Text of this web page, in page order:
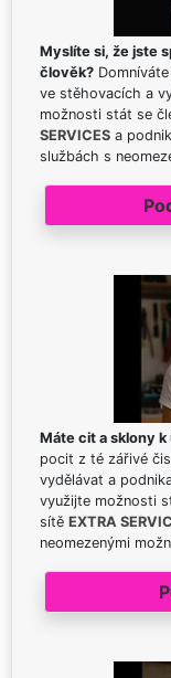
Myslíte si, že jste
člověk?
ve stěhovacích a
možnosti stát se
SERVICES a
službách s
Máte cit a sklony k
pocit z té zářivé
vydělávat a
využijte možnosti
sítě EXTRA
neomezenými